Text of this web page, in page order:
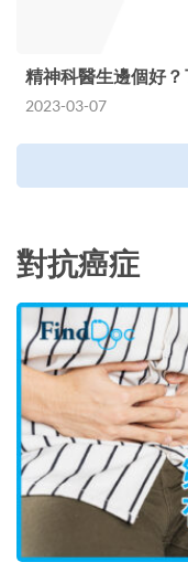
精神科醫生邊個好
2023-03-07
對抗癌症